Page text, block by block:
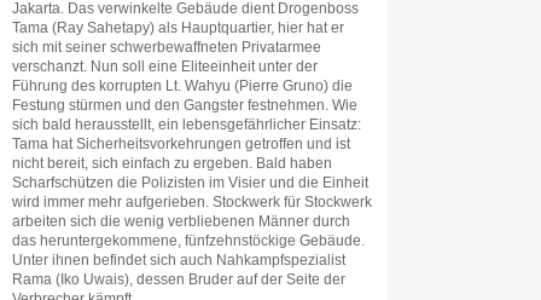
Jakarta. Das verwinkelte Gebäude dient Drogenboss
Tama (Ray Sahetapy) als Hauptquartier, hier hat er
sich mit seiner schwerbewaffneten Privatarmee
verschanzt. Nun soll eine Eliteeinheit unter der
Führung des korrupten Lt. Wahyu (Pierre Gruno) die
Festung stürmen und den Gangster festnehmen. Wie
sich bald herausstellt, ein lebensgefährlicher Einsatz:
Tama hat Sicherheitsvorkehrungen getroffen und ist
nicht bereit, sich einfach zu ergeben. Bald haben
Scharfschützen die Polizisten im Visier und die Einheit
wird immer mehr aufgerieben. Stockwerk für Stockwerk
arbeiten sich die wenig verbliebenen Männer durch
das heruntergekommene, fünfzehnstöckige Gebäude.
Unter ihnen befindet sich auch Nahkampfspezialist
Rama (Iko Uwais), dessen Bruder auf der Seite der